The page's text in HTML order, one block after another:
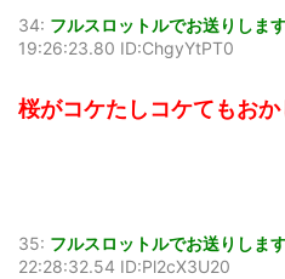
34: フルスロットルでお送りしま
19:26:23.80 ID:ChgyYtPT0
桜がコケたしコケてもお
35: フルスロットルでお送りしま
22:28:32.54 ID:Pl2cX3U20